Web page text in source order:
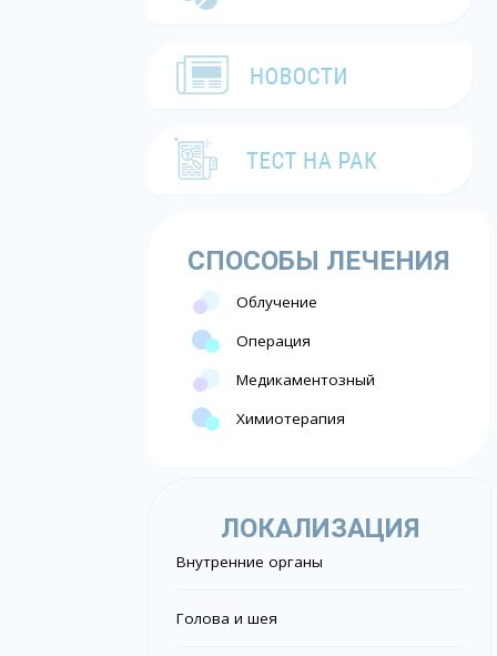
СПОСОБЫ ЛЕЧЕНИЯ
Облучение
Операция
Медикаментозный
Химиотерапия
ЛОКАЛИЗАЦИЯ
Внутренние органы
Голова и шея